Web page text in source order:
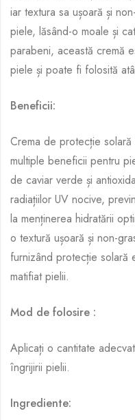
iar textura sa ușoară și
piele, lăsând-o moale și
parabeni, această cremă
piele și poate fi folosită
Beneficii:
Crema de protecție
multiple beneficii pentru
de caviar verde și
radiațiilor UV nocive,
la menținerea hidratării
o textură ușoară și non-
furnizând protecție solară
matifiat pielii.
Mod de folosire :
Aplicați o cantitate
îngrijirii pielii.
Ingrediente: